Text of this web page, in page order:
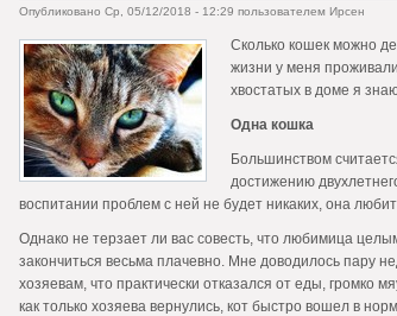
Опубликовано Ср, 05/12/2018 - 12:29 пользователем Ирсен
Сколько кошек можно
жизни у меня
хвостатых в доме я
Одна кошка
Большинством
достижению
воспитании проблем с ней не будет никаких, она
Однако не терзает ли вас совесть, что любимица
закончиться весьма плачевно. Мне доводилось пару
хозяевам, что практически отказался от еды, громко
как только хозяева вернулись, кот быстро вошел в